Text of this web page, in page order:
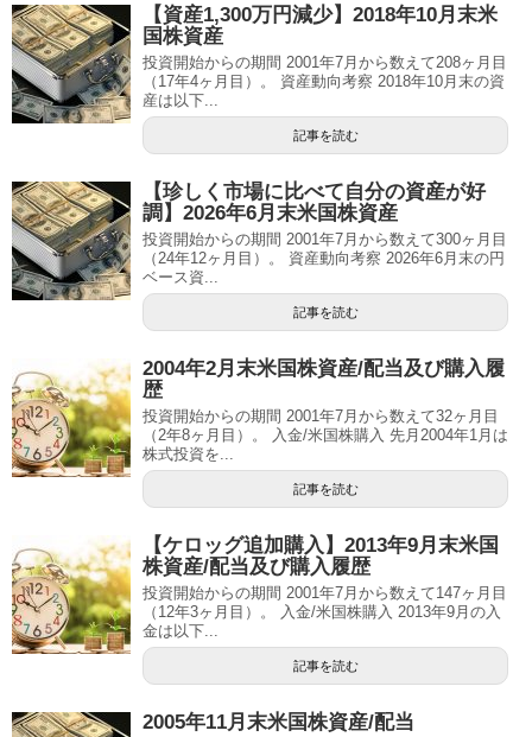
【資産1,300万円減少】2018年10月末米
国株資産
投資開始からの期間 2001年7月から数えて208ヶ月目
（17年4ヶ月目）。 資産動向考察 2018年10月末の資
産は以下...
記事を読む
【珍しく市場に比べて自分の資産が好
調】2026年6月末米国株資産
投資開始からの期間 2001年7月から数えて300ヶ月目
（24年12ヶ月目）。 資産動向考察 2026年6月末の円
ベース資...
記事を読む
2004年2月末米国株資産/配当及び購入履
歴
投資開始からの期間 2001年7月から数えて32ヶ月目
（2年8ヶ月目）。 入金/米国株購入 先月2004年1月は
株式投資を...
記事を読む
【ケロッグ追加購入】2013年9月末米国
株資産/配当及び購入履歴
投資開始からの期間 2001年7月から数えて147ヶ月目
（12年3ヶ月目）。 入金/米国株購入 2013年9月の入
金は以下...
記事を読む
2005年11月末米国株資産/配当